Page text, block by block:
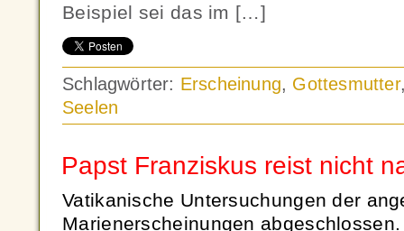
Beispiel sei das im […]
Schlagwörter: Erscheinung, Gottesmutter
Seelen
Papst Franziskus reist nicht
Vatikanische Untersuchungen der
Marienerscheinungen abgeschlossen.